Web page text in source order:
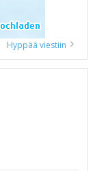
Hyppää viestiin